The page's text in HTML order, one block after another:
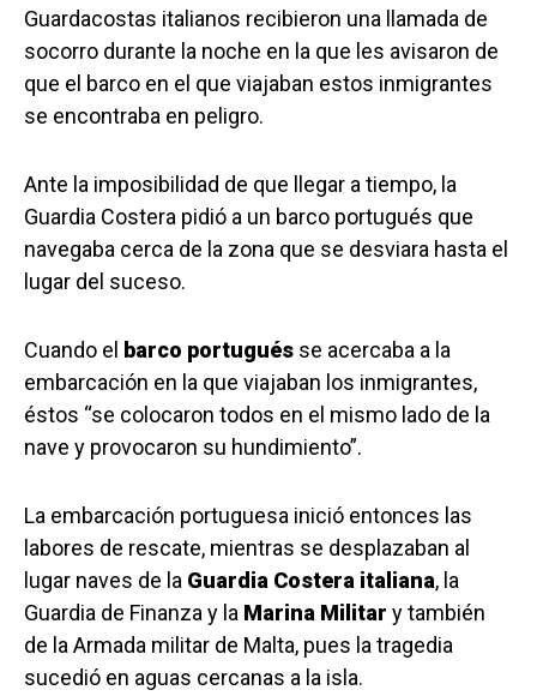
Guardacostas italianos recibieron una llamada de
socorro durante la noche en la que les avisaron de
que el barco en el que viajaban estos inmigrantes
se encontraba en peligro.
Ante la imposibilidad de que llegar a tiempo, la
Guardia Costera pidió a un barco portugués que
navegaba cerca de la zona que se desviara hasta el
lugar del suceso.
Cuando el barco portugués se acercaba a la
embarcación en la que viajaban los inmigrantes,
éstos “se colocaron todos en el mismo lado de la
nave y provocaron su hundimiento”.
La embarcación portuguesa inició entonces las
labores de rescate, mientras se desplazaban al
lugar naves de la Guardia Costera italiana, la
Guardia de Finanza y la Marina Militar y también
de la Armada militar de Malta, pues la tragedia
sucedió en aguas cercanas a la isla.